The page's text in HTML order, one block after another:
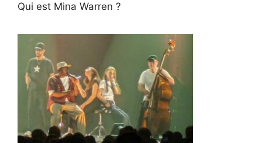
Qui est Mina Warren ?